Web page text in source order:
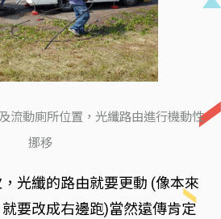
流動廁所位置，光纖路由進行機動性
挪移
光纖的路由就要更動 (像本來
要改成右邊跑)當然遠傳肯定